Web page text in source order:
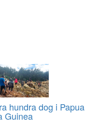
hundra dog i Papua
Guinea